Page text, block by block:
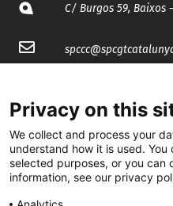
C/ Burgos 59, Baixos
spccc@
@CGTCatalunya
cgtcatalunya
Privacy on this
We collect and process your
understand how it is used.
selected purposes, or you can
information, see our privacy